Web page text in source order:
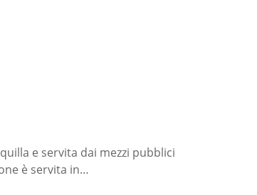
e servita dai mezzi pubblici
è servita in…